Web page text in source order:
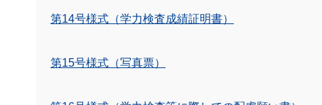
第14号様式（学力検査成績証明書）
第15号様式（写真票）